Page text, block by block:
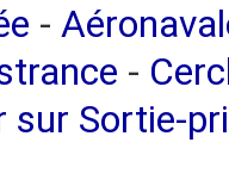
-
-
Sortie-